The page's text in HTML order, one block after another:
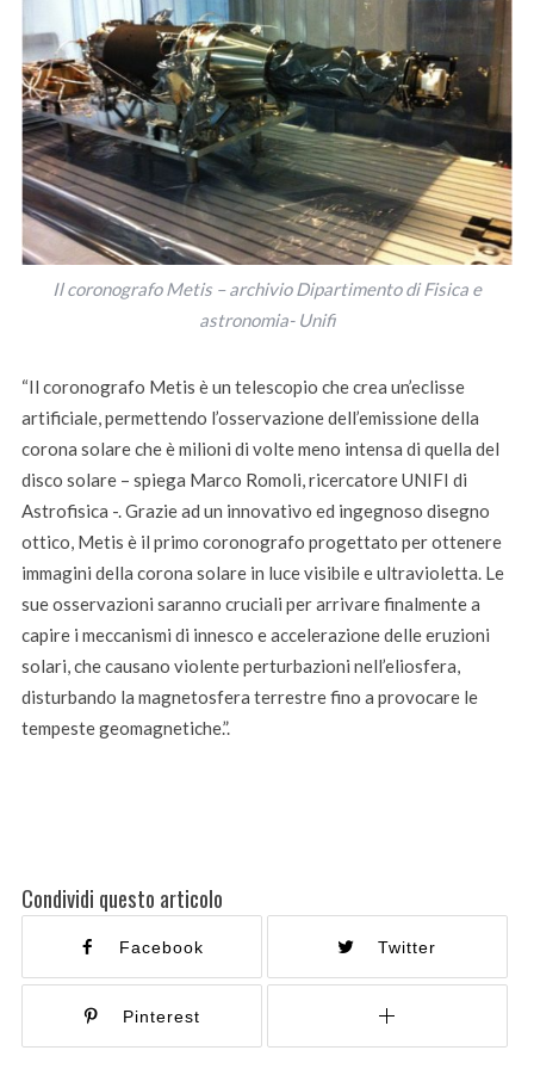
Il coronografo Metis – archivio Dipartimento di Fisica e
astronomia- Unifi
“Il coronografo Metis è un telescopio che crea un’eclisse
artificiale, permettendo l’osservazione dell’emissione della
corona solare che è milioni di volte meno intensa di quella del
disco solare – spiega Marco Romoli, ricercatore UNIFI di
Astrofisica -. Grazie ad un innovativo ed ingegnoso disegno
ottico, Metis è il primo coronografo progettato per ottenere
immagini della corona solare in luce visibile e ultravioletta. Le
sue osservazioni saranno cruciali per arrivare finalmente a
capire i meccanismi di innesco e accelerazione delle eruzioni
solari, che causano violente perturbazioni nell’eliosfera,
disturbando la magnetosfera terrestre fino a provocare le
tempeste geomagnetiche.”.
Condividi questo articolo
Facebook Twitter
Pinterest